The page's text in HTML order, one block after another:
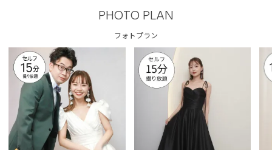
PHOTO PLAN
フォトプラン